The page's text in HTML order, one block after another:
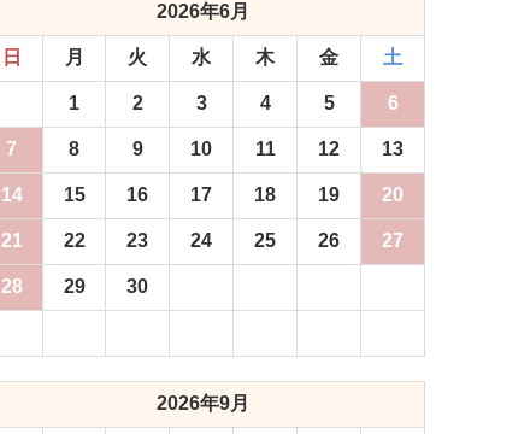
2026年6月
日 月 火 水 木 金 土
1 2 3 4 5 6
7 8 9 10 11 12 13
14 15 16 17 18 19 20
21 22 23 24 25 26 27
28 29 30
2026年9月